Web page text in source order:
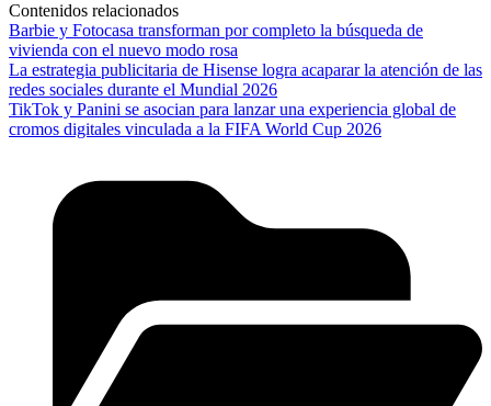
Contenidos relacionados
Barbie y Fotocasa transforman por completo la búsqueda de
vivienda con el nuevo modo rosa
La estrategia publicitaria de Hisense logra acaparar la atención de las
redes sociales durante el Mundial 2026
TikTok y Panini se asocian para lanzar una experiencia global de
cromos digitales vinculada a la FIFA World Cup 2026